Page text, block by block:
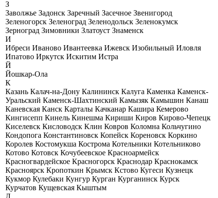
З
Заволжье Задонск Заречный Засечное Звенигород
Зеленогорск Зеленоград Зеленодольск Зеленокумск
Зерноград Зимовники Златоуст Знаменск
И
Ибреси Иваново Ивантеевка Ижевск Изобильный Иловля
Ипатово Иркутск Искитим Истра
Й
Йошкар-Ола
К
Казань Калач-на-Дону Калининск Калуга Каменка Каменск-
Уральский Каменск-Шахтинский Камызяк Камышин Канаш
Каневская Канск Карталы Качканар Кашира Кемерово
Кингисепп Кинель Кинешма Кириши Киров Кирово-Чепецк
Киселевск Кисловодск Клин Ковров Коломна Кольчугино
Кондопога Константиновск Копейск Кореновск Коркино
Королев Костомукша Кострома Котельники Котельниково
Котово Котовск Кочубеевское Красноармейск
Красногвардейское Красногорск Краснодар Краснокамск
Красноярск Кропоткин Крымск Кстово Кугеси Кузнецк
Кукмор Кулебаки Кунгур Курган Курганинск Курск
Курчатов Кущевская Кыштым
Л